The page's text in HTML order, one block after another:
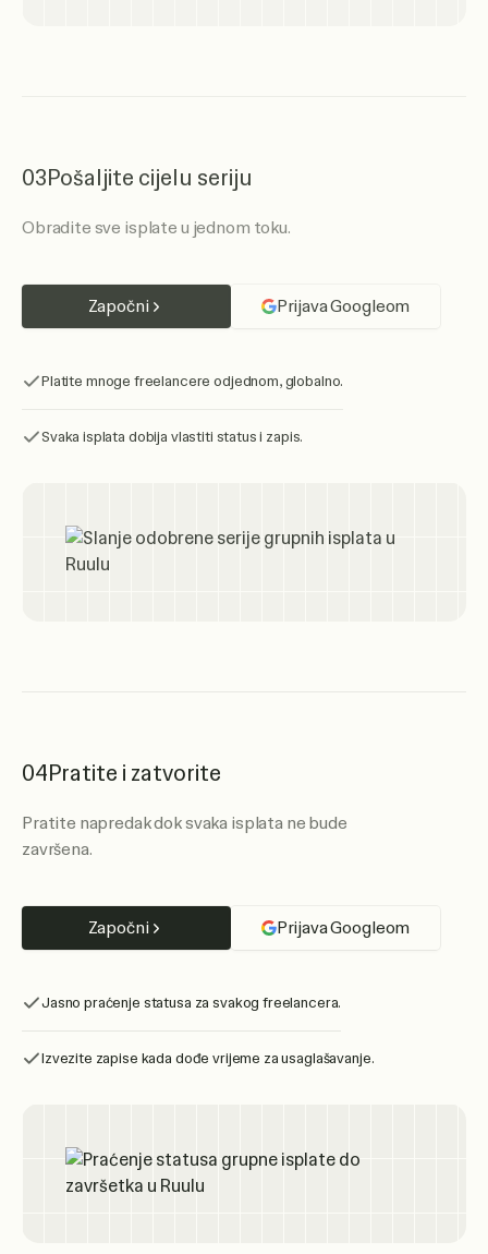
03Pošaljite cijelu seriju
Obradite sve isplate u jednom toku.
Započni Prijava Googleom
Platite mnoge freelancere odjednom, globalno.
Svaka isplata dobija vlastiti status i zapis.
04Pratite i zatvorite
Pratite napredak dok svaka isplata ne bude
završena.
Započni Prijava Googleom
Jasno praćenje statusa za svakog freelancera.
Izvezite zapise kada dođe vrijeme za usaglašavanje.